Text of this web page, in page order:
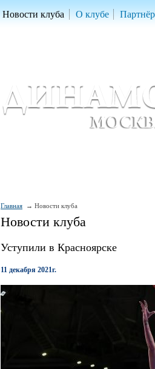
Новости клуба О клубе
Главная Новости клуба
Новости клуба
Уступили в Красноярске
11 декабря 2021г.